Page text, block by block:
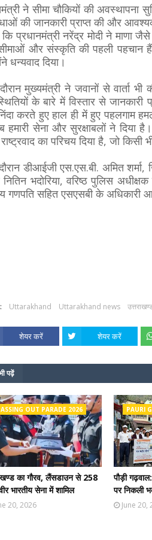
ने सीमा चौकियों की
की जानकारी प्राप्त की और
प्रधानमंत्री नरेंद्र मोदी ने माणा जैसे
और संस्कृति की पहली पहचान
धन्यवाद दिया।
मुख्यमंत्री ने जवानों से वार्ता
के बारे में विस्तार से
करते हुए हाल ही में हुए पहलगाम
हमारी सेना और सुरक्षाबलों ने दिया
का परिचय दिया है, जो
डीआईजी एस.एस.बी. अमित शर्मा,
भदोरिया, वरिष्ठ पुलिस
गणपति सहित एसएसबी के अधिकारी
Uttarakhand Uttarakhand news
शेयर करें शेयर करें
पढ़ें
OUT PARADE 2026
का गौरव, लैंसडाउन से 258
भारतीय सेना में शामिल
20, 2026
PAURI
पौड़ी
पर निकली
June 20,